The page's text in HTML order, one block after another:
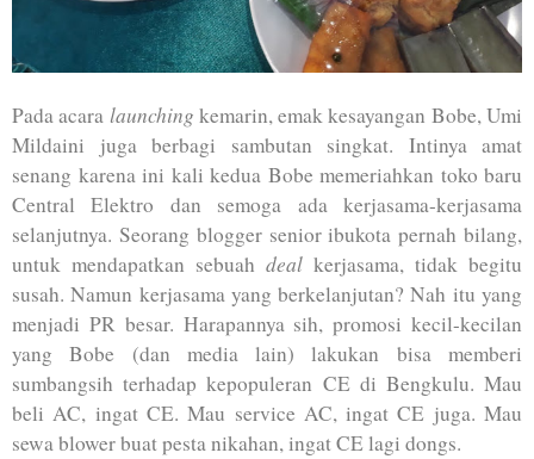
Pada acara launching kemarin, emak kesayangan Bobe, Umi
Mildaini juga berbagi sambutan singkat. Intinya amat
senang karena ini kali kedua Bobe memeriahkan toko baru
Central Elektro dan semoga ada kerjasama-kerjasama
selanjutnya. Seorang blogger senior ibukota pernah bilang,
untuk mendapatkan sebuah deal kerjasama, tidak begitu
susah. Namun kerjasama yang berkelanjutan? Nah itu yang
menjadi PR besar. Harapannya sih, promosi kecil-kecilan
yang Bobe (dan media lain) lakukan bisa memberi
sumbangsih terhadap kepopuleran CE di Bengkulu. Mau
beli AC, ingat CE. Mau service AC, ingat CE juga. Mau
sewa blower buat pesta nikahan, ingat CE lagi dongs.